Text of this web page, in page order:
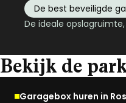
Drenthe
Flevoland
Gelderland
Huren
Opslagruimte
Veilig opgeslagen en 24/7
Wij zijn GaragePark
Meer dan 57 locaties in
De best beveiligde
De ideale
Bekijk de
Garagebox huren in